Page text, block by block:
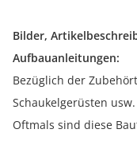
Bilder,
Aufbauanleitungen:
Bezüglich der
Schaukelgerüsten
Oftmals sind diese